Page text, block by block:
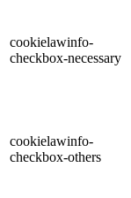
cookielawinfo-
checkbox-necessary
cookielawinfo-
checkbox-others